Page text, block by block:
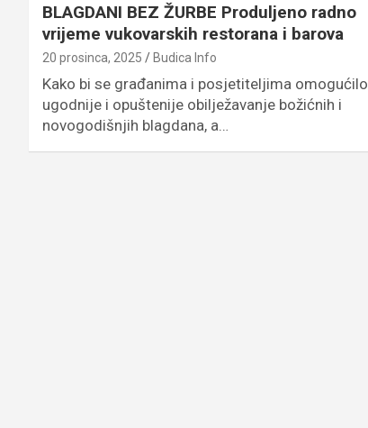
BLAGDANI BEZ ŽURBE Produljeno radno
vrijeme vukovarskih restorana i barova
20 prosinca, 2025 Budica Info
Kako bi se građanima i posjetiteljima omogućilo
ugodnije i opuštenije obilježavanje božićnih i
novogodišnjih blagdana, a…